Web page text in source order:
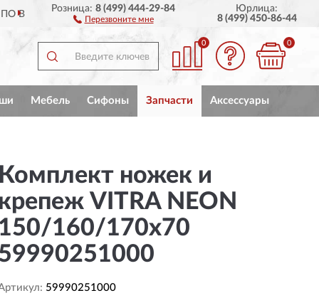
ПОЛНЫЙАССОРТИМЕНТ
Розница:8 (499) 444-29-84
Перезвоните мне
Юрлица:
8 (499) 450-86-44
0 0
Мебель Сифоны Запчасти Аксессуары
ножек и
VITRA NEON
160/170x70
59990251000